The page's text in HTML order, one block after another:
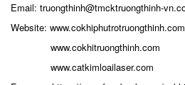
Email: truongthinh@tmcktruongthinh-
Website: www.cokhiphutrotruongthinh.com
www.cokhitruongthinh.com
www.catkimloailaser.com